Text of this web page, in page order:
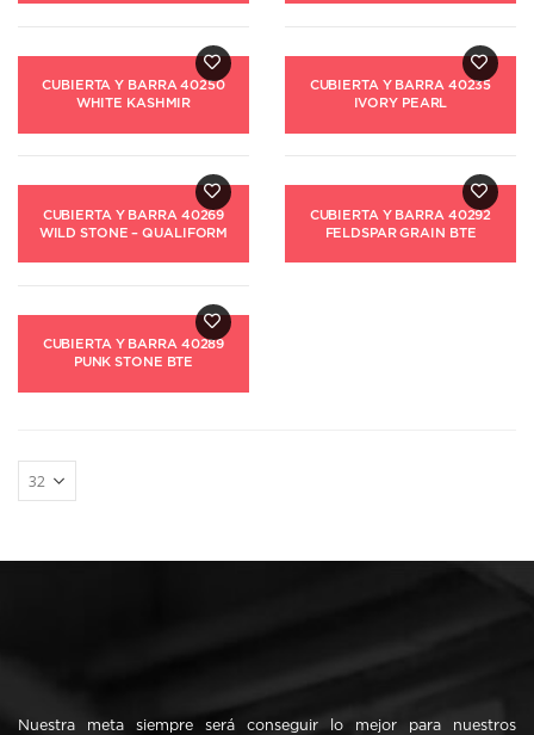
CUBIERTA Y BARRA 40250
WHITE KASHMIR
CUBIERTA Y BARRA 40235
IVORY PEARL
CUBIERTA Y BARRA 40269
WILD STONE – QUALIFORM
CUBIERTA Y BARRA 40292
FELDSPAR GRAIN BTE
CUBIERTA Y BARRA 40289
PUNK STONE BTE
Nuestra meta siempre será conseguir lo mejor para nuestros